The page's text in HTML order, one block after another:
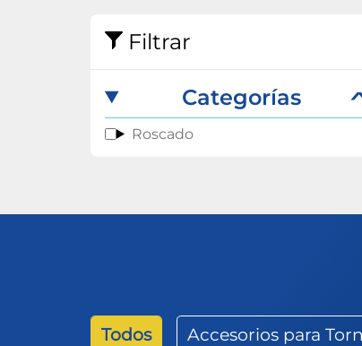
Filtrar
Categorías
Roscado
Todos Accesorios para